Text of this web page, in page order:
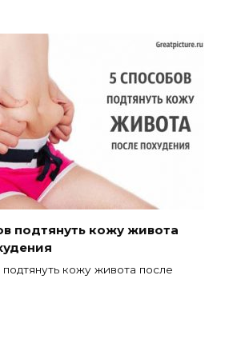
подтянуть кожу живота
кожу живота после